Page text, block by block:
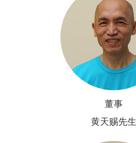
董事
黄天赐先生